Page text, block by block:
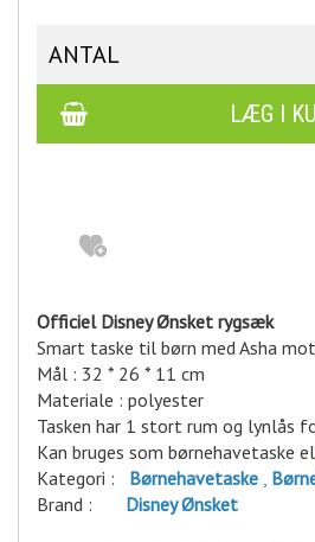
ANTAL
Officiel Disney Ønsket rygsæk
Smart taske til børn med Asha
Mål : 32 * 26 * 11 cm
Materiale : polyester
Tasken har 1 stort rum og lynlås
Kan bruges som børnehavetaske
Kategori :
Børnehavetaske ,
Brand : Disney Ønsket